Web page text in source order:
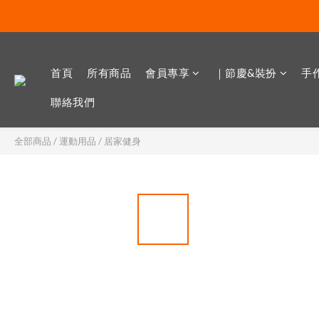
首頁 所有商品 會員專享 ｜節慶&裝扮 手
聯絡我們
全部商品 /運動用品 / 居家健身